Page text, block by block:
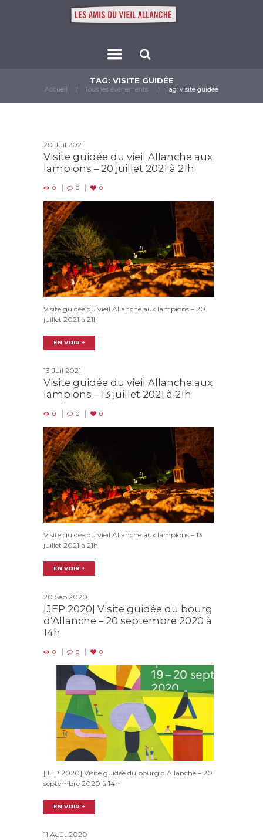
TAG: VISITE GUIDÉE
Accueil Tous les évènements Tag: visite guidée
20 Juil 2021
Visite guidée du vieil Allanche aux
lampions – 20 juillet 2021 à 21h
0 0 0
Visite guidée du vieil Allanche aux lampions – 20
juillet 2021 à 21h
EN VOIR +
13 Juil 2021
Visite guidée du vieil Allanche aux
lampions – 13 juillet 2021 à 21h
0 0 0
Visite guidée du vieil Allanche aux lampions – 13
juillet 2021 à 21h
EN VOIR +
20 Sep 2020
[JEP 2020] Visite guidée du bourg
d’Allanche – 20 septembre 2020 à
14h
0 0 0
[JEP 2020] Visite guidée du bourg d’Allanche – 20
septembre 2020 à 14h
EN VOIR +
11 Août 2020